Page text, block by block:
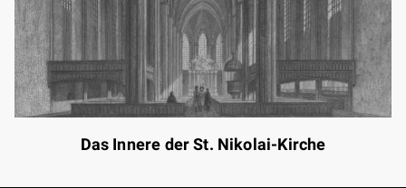
Das Innere der St. Nikolai-Kirche